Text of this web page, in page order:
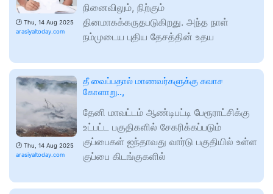
🕑 Thu, 14 Aug 2025
arasiyaltoday.com
நினைவிலும், நிற்கும்
தினமாகக்கருதபடுகிறது. அந்த நாள்
நம்முடைய புதிய தேசத்தின் உதய
🕑 Thu, 14 Aug 2025
arasiyaltoday.com
தீ வைப்பதால் மாணவர்களுக்கு சுவாச
கோளாறு..,
தேனி மாவட்டம் ஆண்டிபட்டி பேரூராட்சிக்கு
உட்பட்ட பகுதிகளில் சேகரிக்கப்படும்
குப்பைகள் ஐந்தாவது வார்டு பகுதியில் உள்ள
குப்பை கிடங்குகளில்